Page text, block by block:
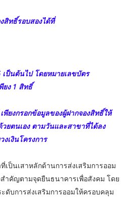
สิทธิ์รอบสองได้ที่
ป็นต้นไป โดยหมายเลขบัตร
ยง 1 สิทธิ์
ยงกรอกข้อมูลของผู้ฝากจองสิทธิ์ให้
ยตนเอง ตามวันและสาขาที่ได้ลง
เงินโครงการ
ป็นเสาหลักด้านการส่งเสริมการออม
ำคัญตามจุดยืนธนาคารเพื่อสังคม โดย
ดับการส่งเสริมการออมให้ครอบคลุม